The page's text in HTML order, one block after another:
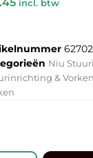
incl. btw
Niu
& Vorken